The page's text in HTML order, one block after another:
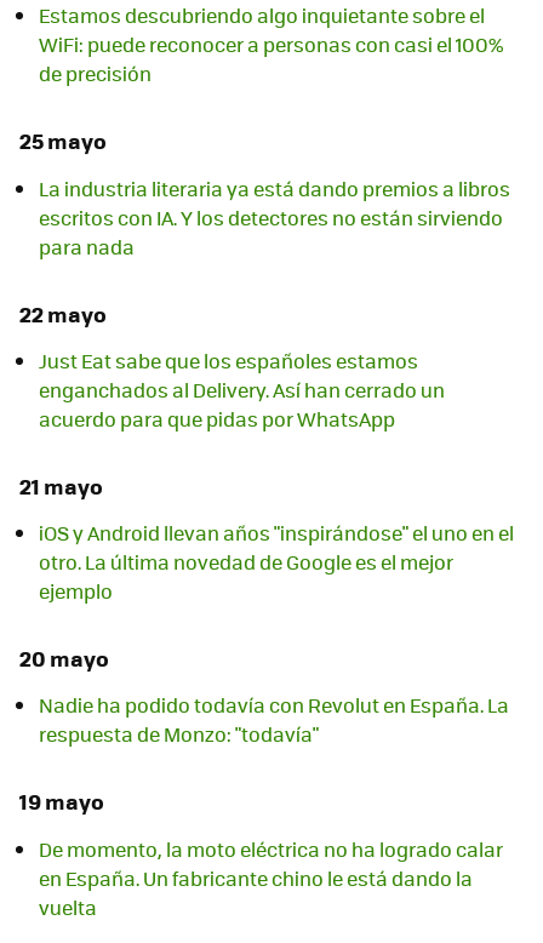
Estamos descubriendo algo inquietante sobre el
WiFi: puede reconocer a personas con casi el 100%
de precisión
25 mayo
La industria literaria ya está dando premios a libros
escritos con IA. Y los detectores no están sirviendo
para nada
22 mayo
Just Eat sabe que los españoles estamos
enganchados al Delivery. Así han cerrado un
acuerdo para que pidas por WhatsApp
21 mayo
iOS y Android llevan años "inspirándose" el uno en el
otro. La última novedad de Google es el mejor
ejemplo
20 mayo
Nadie ha podido todavía con Revolut en España. La
respuesta de Monzo: "todavía"
19 mayo
De momento, la moto eléctrica no ha logrado calar
en España. Un fabricante chino le está dando la
vuelta